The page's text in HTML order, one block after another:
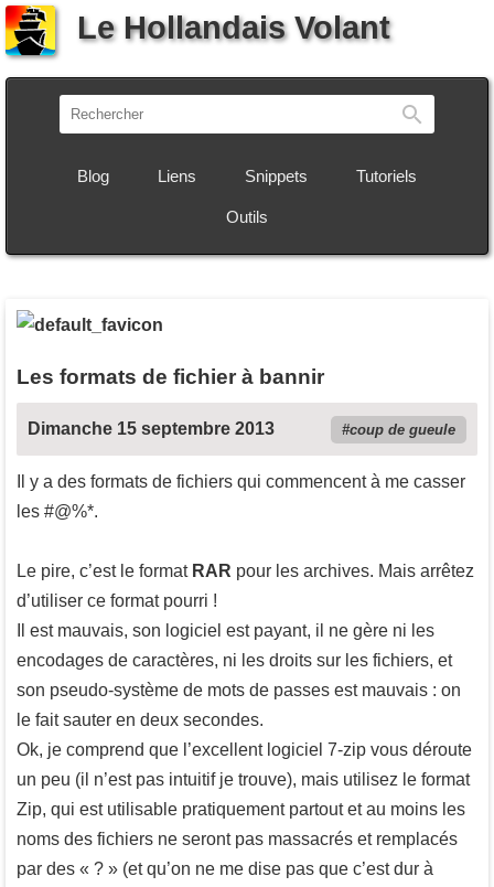
Le Hollandais Volant
Blog Liens Snippets Tutoriels
Outils
Les formats de fichier à bannir
Dimanche 15 septembre 2013 coup de gueule
Il y a des formats de fichiers qui commencent à me casser
les #@%*.
Le pire, c’est le format RAR pour les archives. Mais arrêtez
d’utiliser ce format pourri !
Il est mauvais, son logiciel est payant, il ne gère ni les
encodages de caractères, ni les droits sur les fichiers, et
son pseudo-système de mots de passes est mauvais : on
le fait sauter en deux secondes.
Ok, je comprend que l’excellent logiciel 7-zip vous déroute
un peu (il n’est pas intuitif je trouve), mais utilisez le format
Zip, qui est utilisable pratiquement partout et au moins les
noms des fichiers ne seront pas massacrés et remplacés
par des « ? » (et qu’on ne me dise pas que c’est dur à